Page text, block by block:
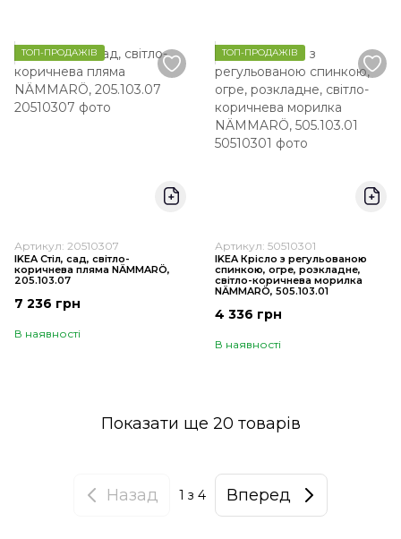
ТОП-ПРОДАЖІВ
Артикул: 20510307
IKEA Стіл, сад, світло-
коричнева пляма NÄMMARÖ,
205.103.07
7 236 грн
В наявності
ТОП-ПРОДАЖІВ
Артикул: 50510301
IKEA Крісло з регульованою
спинкою, огре, розкладне,
світло-коричнева морилка
NÄMMARÖ, 505.103.01
4 336 грн
В наявності
Показати ще 20 товарів
Назад 1 з 4 Вперед